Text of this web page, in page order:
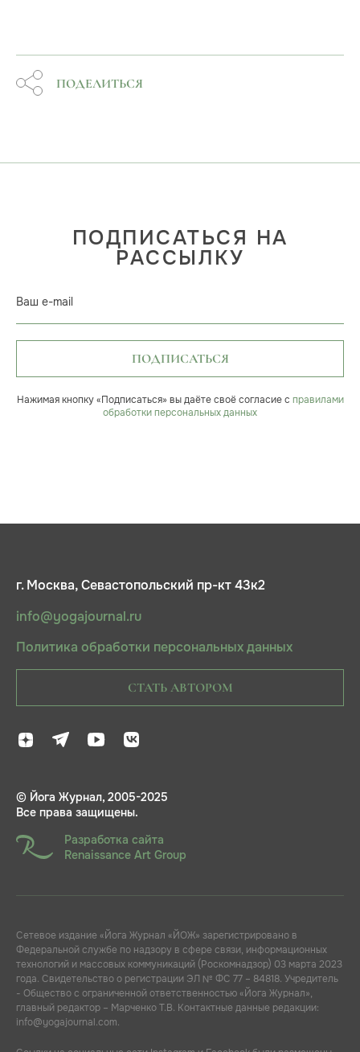
ПОДЕЛИТЬСЯ
ПОДПИСАТЬСЯ НА
РАССЫЛКУ
Ваш e-mail
ПОДПИСАТЬСЯ
Нажимая кнопку «Подписаться» вы даёте своё согласие с правилами
обработки персональных данных
г. Москва, Севастопольский пр-кт 43к2
info@yogajournal.ru
Политика обработки персональных данных
СТАТЬ АВТОРОМ
© Йога Журнал, 2005-2025
Все права защищены.
Разработка сайта
Renaissance Art Group
Сетевое издание «Йога Журнал «ЙОЖ» зарегистрировано в
Федеральной службе по надзору в сфере связи, информационных
технологий и массовых коммуникаций (Роскомнадзор) 03 марта 2023
года. Свидетельство о регистрации ЭЛ № ФС 77 – 84818. Учредитель
- Общество с ограниченной ответственностью «Йога Журнал»,
главный редактор – Марченко Т.В. Контактные данные редакции:
info@yogajournal.com.